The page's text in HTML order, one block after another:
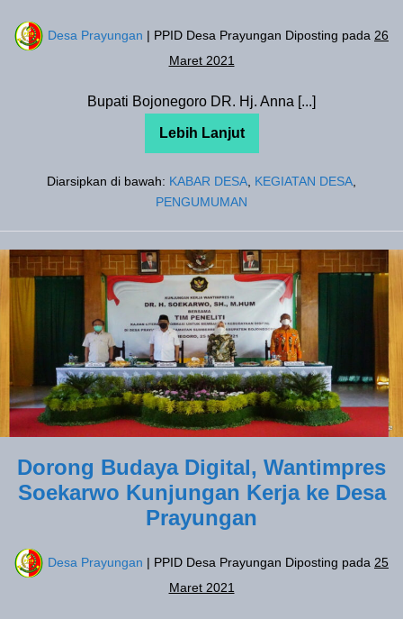
Desa Prayungan | PPID Desa Prayungan Diposting pada 26
Maret 2021
Bupati Bojonegoro DR. Hj. Anna [...]
Lebih Lanjut
BUPATI
BOJONEGORO
DESA
PRAYUNGAN
Diarsipkan di bawah: KABAR DESA KEGIATAN DESA
PENGUMUMAN
Dorong
Budaya
Digital,
Wantimpres
Kunjungan
Kerja
ke
Prayungan
Dorong Budaya Digital, Wantimpres
Soekarwo Kunjungan Kerja ke Desa
Prayungan
Desa Prayungan | PPID Desa Prayungan Diposting pada 25
Maret 2021